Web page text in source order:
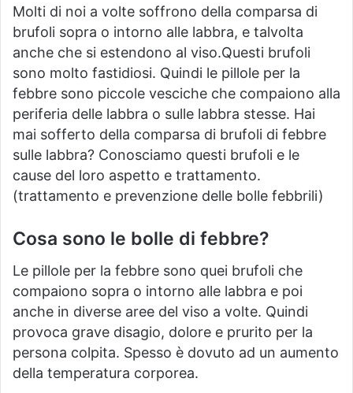
Molti di noi a volte soffrono della comparsa di
brufoli sopra o intorno alle labbra, e talvolta
anche che si estendono al viso.Questi brufoli
sono molto fastidiosi. Quindi le pillole per la
febbre sono piccole vesciche che compaiono alla
periferia delle labbra o sulle labbra stesse. Hai
mai sofferto della comparsa di brufoli di febbre
sulle labbra? Conosciamo questi brufoli e le
cause del loro aspetto e trattamento.
(trattamento e prevenzione delle bolle febbrili)
Cosa sono le bolle di febbre?
Le pillole per la febbre sono quei brufoli che
compaiono sopra o intorno alle labbra e poi
anche in diverse aree del viso a volte. Quindi
provoca grave disagio, dolore e prurito per la
persona colpita. Spesso è dovuto ad un aumento
della temperatura corporea.